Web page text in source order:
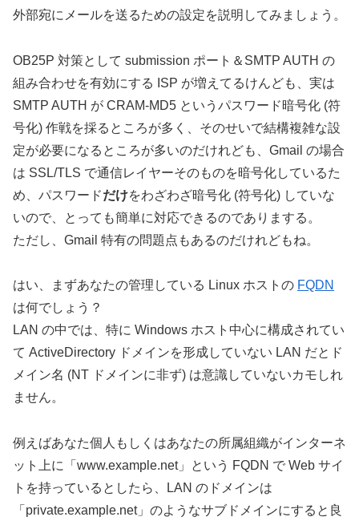
外部宛にメールを送るための設定を説明してみましょう。
OB25P 対策として submission ポート＆SMTP AUTH の
組み合わせを有効にする ISP が増えてるけんども、実は
SMTP AUTH が CRAM-MD5 というパスワード暗号化 (符
号化) 作戦を採るところが多く、そのせいで結構複雑な設
定が必要になるところが多いのだけれども、Gmail の場合
は SSL/TLS で通信レイヤーそのものを暗号化しているた
め、パスワードだけをわざわざ暗号化 (符号化) していな
いので、とっても簡単に対応できるのでありまする。
ただし、Gmail 特有の問題点もあるのだけれどもね。
はい、まずあなたの管理している Linux ホストの FQDN
は何でしょう？
LAN の中では、特に Windows ホスト中心に構成されてい
て ActiveDirectory ドメインを形成していない LAN だとド
メイン名 (NT ドメインに非ず) は意識していないカモしれ
ません。
例えばあなた個人もしくはあなたの所属組織がインターネ
ット上に「www.example.net」という FQDN で Web サイ
トを持っているとしたら、LAN のドメインは
「private.example.net」のようなサブドメインにすると良